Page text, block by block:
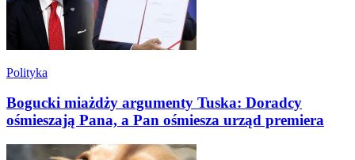
Polityka
Bogucki miażdży argumenty Tuska: Doradcy
ośmieszają Pana, a Pan ośmiesza urząd premiera